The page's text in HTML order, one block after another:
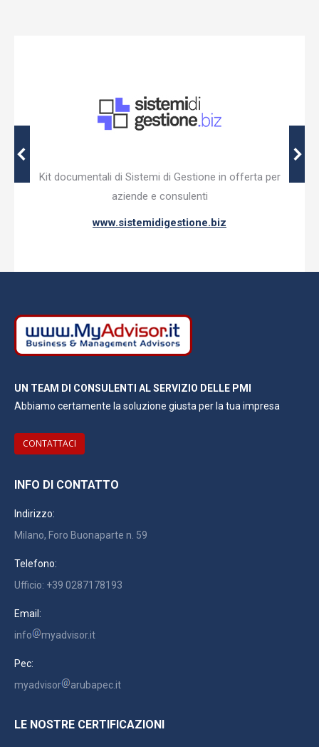
Kit documentali di Sistemi di Gestione in offerta per
aziende e consulenti
www.sistemidigestione.biz
UN TEAM DI CONSULENTI AL SERVIZIO DELLE PMI
Abbiamo certamente la soluzione giusta per la tua impresa
CONTATTACI
INFO DI CONTATTO
Indirizzo:
Milano, Foro Buonaparte n. 59
Telefono:
Ufficio: +39 0287178193
Email:
info
myadvisor.it
Pec:
myadvisor
arubapec.it
LE NOSTRE CERTIFICAZIONI